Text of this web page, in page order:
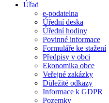
Úřad
e-podatelna
Úřední deska
Úřední hodiny
Povinné informace
Formuláře ke stažení
Předpisy v obci
Ekonomika obce
Veřejné zakázky
Důležité odkazy
Informace k GDPR
Pozemky